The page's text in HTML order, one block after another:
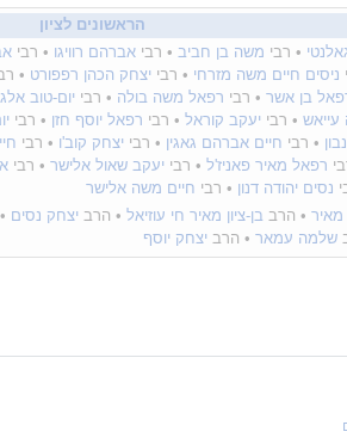
הראשונים לציון
• רבי משה בן חביב • רבי אברהם רוויגו • רבי
ניסים חיים משה מזרחי • רבי יצחק הכהן רפפורט
בן אשר • רבי רפאל משה בולה • רבי יום-טוב
• רבי יעקב קוראל • רבי רפאל יוסף חזן • רבי
• רבי חיים אברהם גאגין • רבי יצחק קוב'ו • רבי
רפאל מאיר פאניז'ל • רבי יעקב שאול אלישר • רבי
נסים יהודה דנון • רבי חיים משה אלישר
מאיר • הרב בן-ציון מאיר חי עוזיאל • הרב יצחק נסים
שלמה עמאר • הרב יצחק יוסף